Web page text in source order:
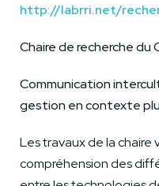
http://labrri.net/
Chaire de recherche du
Communication
gestion en contexte
Les travaux de la chaire
compréhension des